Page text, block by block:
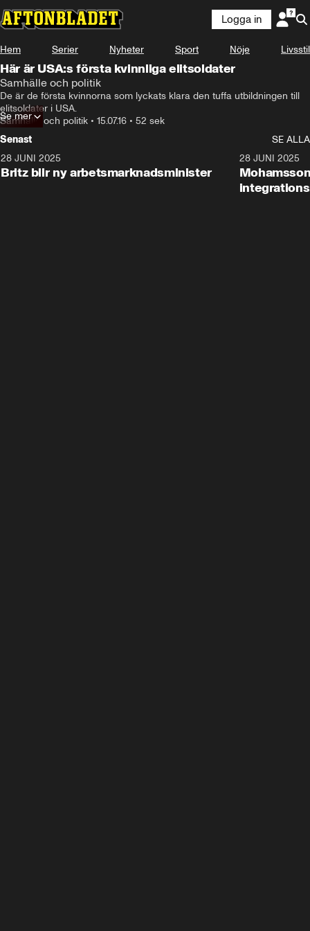
Logga in
Hem Serier Nyheter Sport Nöje Livsstil
Här är USA:s första kvinnliga elitsoldater
Samhälle och politik
De är de första kvinnorna som lyckats klara den tuffa utbildningen till
elitsoldater i USA.
Samhälle och politik • 15.07.16 • 52 sek
Se mer
Senast
SE ALLA
28 JUNI 2025
Britz blir ny arbetsmarknadsminister
28 JUNI 2025